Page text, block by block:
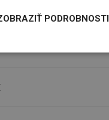
PODROBNOSTI